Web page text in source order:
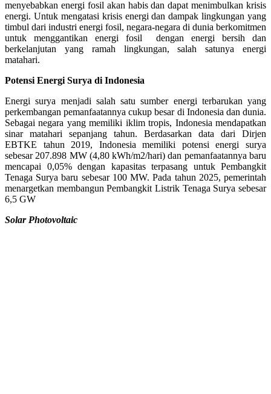
menyebabkan energi fosil akan habis dan dapat menimbulkan krisis
energi. Untuk mengatasi krisis energi dan dampak lingkungan yang
timbul dari industri energi fosil, negara-negara di dunia berkomitmen
untuk menggantikan energi fosil dengan energi bersih dan
berkelanjutan yang ramah lingkungan, salah satunya energi
matahari.
Potensi Energi Surya di Indonesia
Energi surya menjadi salah satu sumber energi terbarukan yang
perkembangan pemanfaatannya cukup besar di Indonesia dan dunia.
Sebagai negara yang memiliki iklim tropis, Indonesia mendapatkan
sinar matahari sepanjang tahun. Berdasarkan data dari Dirjen
EBTKE tahun 2019, Indonesia memiliki potensi energi surya
sebesar 207.898 MW (4,80 kWh/m2/hari) dan pemanfaatannya baru
mencapai 0,05% dengan kapasitas terpasang untuk Pembangkit
Tenaga Surya baru sebesar 100 MW. Pada tahun 2025, pemerintah
menargetkan membangun Pembangkit Listrik Tenaga Surya sebesar
6,5 GW
Solar Photovoltaic